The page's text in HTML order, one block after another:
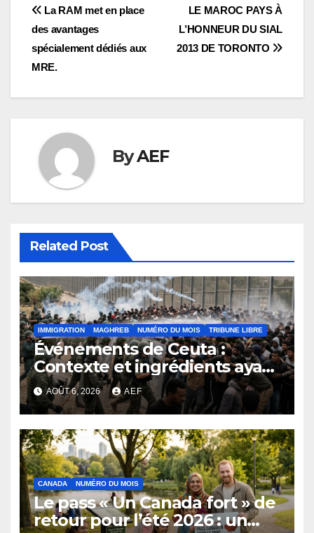
Navigation
de
l’article
LE MAROC PAYS À
L’HONNEUR DU SIAL
2013 DE TORONTO
La RAM met en place
des avantages
spécialement dédiés aux
MRE.
ByAEF
Related Post
IMMIGRATION MAGHREB NUMÉRO DU MOIS TRIBUNE LIBRE
Événements de Ceuta :
Contexte et ingrédients ayant
déclenché la crise
AOÛT 6, 2026 AEF
CANADA NUMÉRO DU MOIS
Le pass « Un Canada fort » de
retour pour l’été 2026 : un